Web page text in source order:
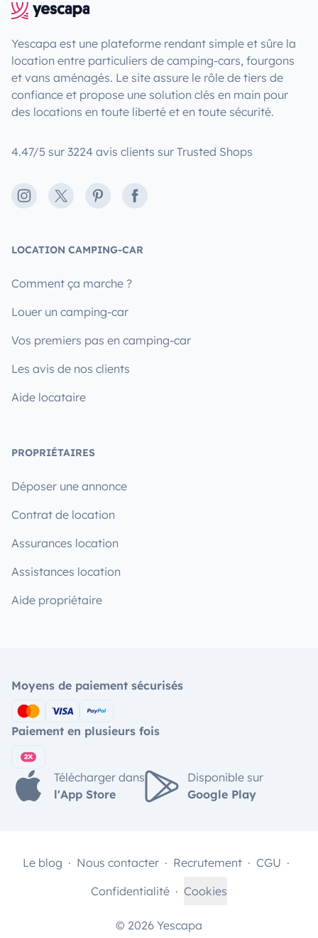
Yescapa est une plateforme rendant simple et sûre la
location entre particuliers de camping-cars, fourgons
et vans aménagés. Le site assure le rôle de tiers de
confiance et propose une solution clés en main pour
des locations en toute liberté et en toute sécurité.
4.47/5 sur 3224 avis clients sur Trusted Shops
Instagram
X PinterestFacebook
LOCATION CAMPING-CAR
Comment ça marche ?
Louer un camping-car
Vos premiers pas en camping-car
Les avis de nos clients
Aide locataire
PROPRIÉTAIRES
Déposer une annonce
Contrat de location
Assurances location
Assistances location
Aide propriétaire
Moyens de paiement sécurisés
Paiement en plusieurs fois
Télécharger dans
l'App Store
Disponible sur
Google Play
© 2026 Yescapa
Le blog Nous contacter Recrutement
CGU
Confidentialité
Cookies